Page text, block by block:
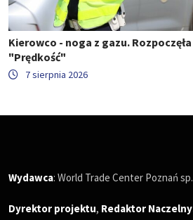
Kierowco - noga z gazu.
"Prędkość"
7 sierpnia 2026
Wydawca: World Trade Center Poznań
Dyrektor projektu, Redaktor Naczelny